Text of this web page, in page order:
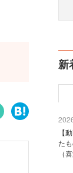
新
【
た
（